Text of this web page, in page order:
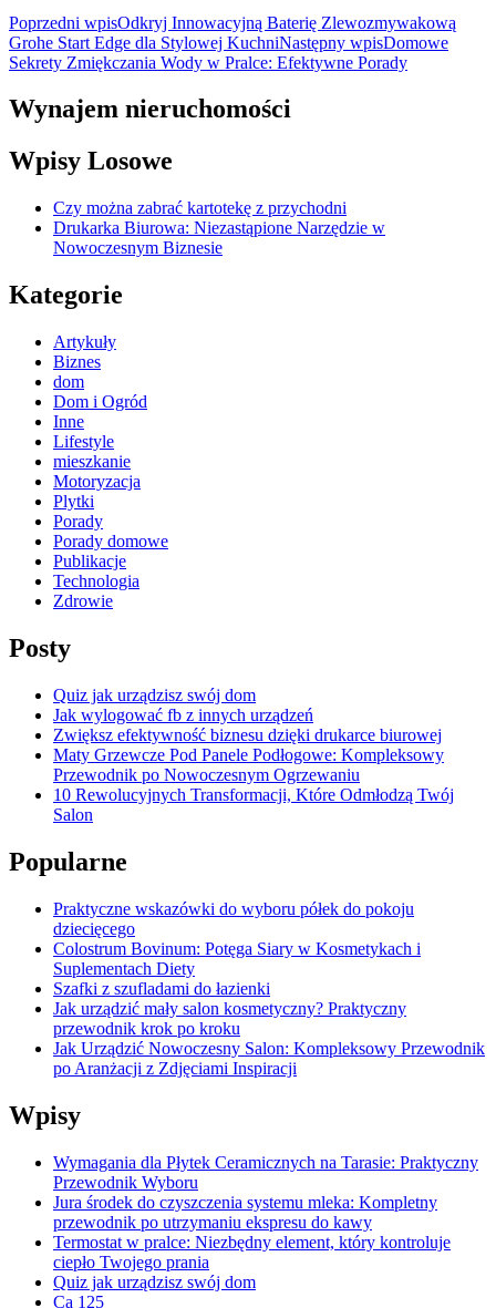
Nawigacja
wpisu
Poprzedni wpisOdkryj Innowacyjną Baterię Zlewozmywakową
Grohe Start Edge dla Stylowej KuchniNastępny wpisDomowe
Sekrety Zmiękczania Wody w Pralce: Efektywne Porady
Wynajem nieruchomości
Wpisy Losowe
Czy można zabrać kartotekę z przychodni
Drukarka Biurowa: Niezastąpione Narzędzie w
Nowoczesnym Biznesie
Kategorie
Artykuły
Biznes
dom
Dom i Ogród
Inne
Lifestyle
mieszkanie
Motoryzacja
Plytki
Porady
Porady domowe
Publikacje
Technologia
Zdrowie
Posty
Quiz jak urządzisz swój dom
Jak wylogować fb z innych urządzeń
Zwiększ efektywność biznesu dzięki drukarce biurowej
Maty Grzewcze Pod Panele Podłogowe: Kompleksowy
Przewodnik po Nowoczesnym Ogrzewaniu
10 Rewolucyjnych Transformacji, Które Odmłodzą Twój
Salon
Popularne
Praktyczne wskazówki do wyboru półek do pokoju
dziecięcego
Colostrum Bovinum: Potęga Siary w Kosmetykach i
Suplementach Diety
Szafki z szufladami do łazienki
Jak urządzić mały salon kosmetyczny? Praktyczny
przewodnik krok po kroku
Jak Urządzić Nowoczesny Salon: Kompleksowy Przewodnik
po Aranżacji z Zdjęciami Inspiracji
Wpisy
Wymagania dla Płytek Ceramicznych na Tarasie: Praktyczny
Przewodnik Wyboru
Jura środek do czyszczenia systemu mleka: Kompletny
przewodnik po utrzymaniu ekspresu do kawy
Termostat w pralce: Niezbędny element, który kontroluje
ciepło Twojego prania
Quiz jak urządzisz swój dom
Ca 125